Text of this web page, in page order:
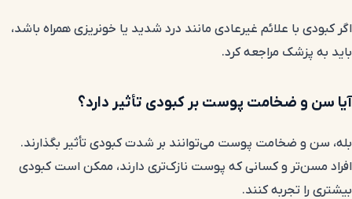
اگر کبودی با علائم غیرعادی مانند درد شدید یا خونریزی همراه باشد،
باید به پزشک مراجعه کرد.
آیا سن و ضخامت پوست بر کبودی تأثیر دارد؟
بله، سن و ضخامت پوست می‌توانند بر شدت کبودی تأثیر بگذارند.
افراد مسن‌تر و کسانی که پوست نازک‌تری دارند، ممکن است کبودی
بیشتری را تجربه کنند.